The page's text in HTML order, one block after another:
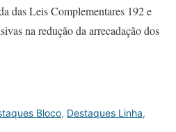
das Leis Complementares 192 e
na redução da arrecadação dos
Bloco, Destaques Linha,